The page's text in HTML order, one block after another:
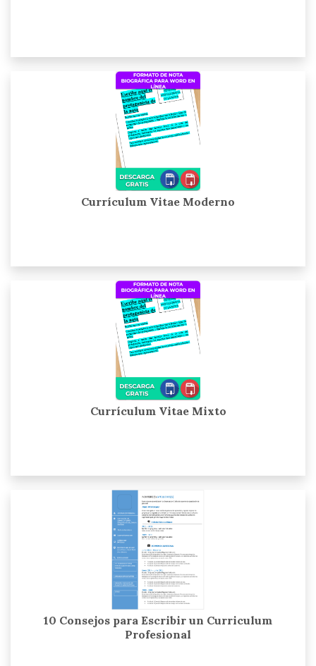
Currículum Vitae Moderno
Currículum Vitae Mixto
10 Consejos para Escribir un Curriculum
Profesional